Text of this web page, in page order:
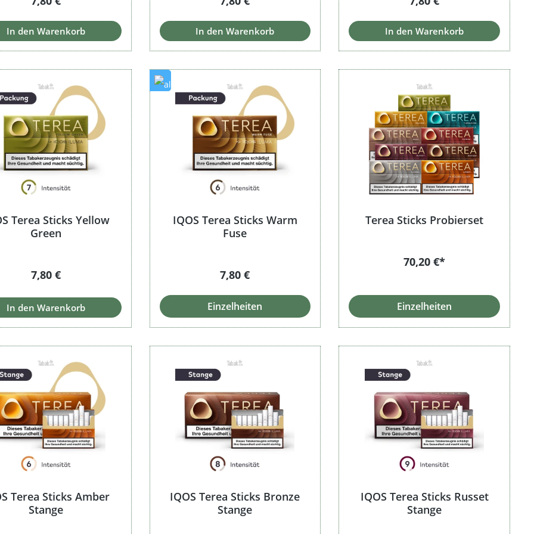
In den Warenkorb In den Warenkorb In den Warenkorb
Terea Sticks Yellow
Green
Regulärer Preis:
7,80 €
In den Warenkorb
IQOS Terea Sticks Warm
Fuse
Regulärer Preis:
7,80 €
Einzelheiten
Terea Sticks Probierset
70,20 €*
Einzelheiten
Terea Sticks Amber
Stange
IQOS Terea Sticks Bronze
Stange
IQOS Terea Sticks Russet
Stange